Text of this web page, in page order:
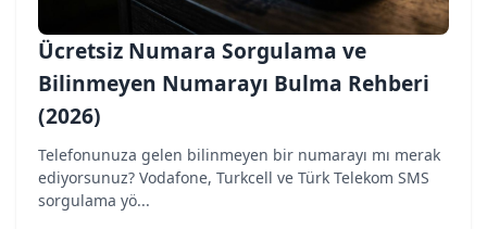
Ücretsiz Numara Sorgulama ve
Bilinmeyen Numarayı Bulma Rehberi
(2026)
Telefonunuza gelen bilinmeyen bir numarayı mı merak
ediyorsunuz? Vodafone, Turkcell ve Türk Telekom SMS
sorgulama yö...